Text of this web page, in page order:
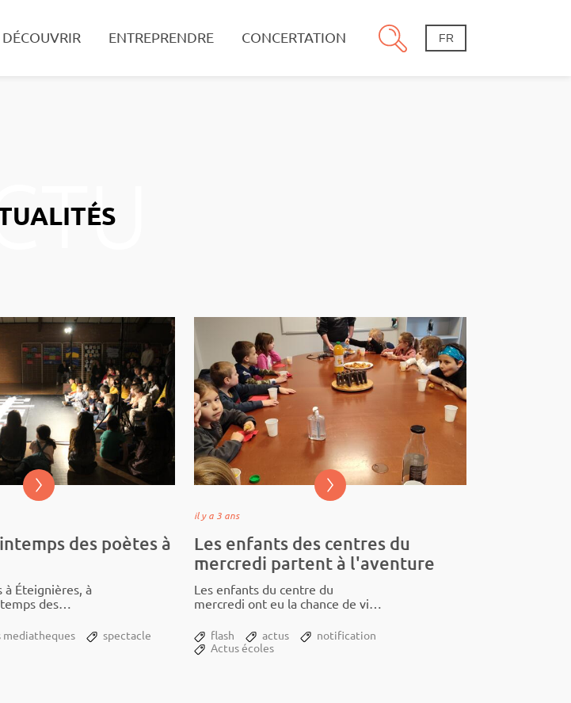
DÉCOUVRIR ENTREPRENDRE CONCERTATION
Recherche FR
des poètes à
à Étei­­gnières, à
des
mediatheques
spectacle
Les enfants des centres du
mercredi partent à l'aventure
il y a 3 ans
Les enfants du centre du
mercredi ont eu la chance de visi­­
Mézières. Retour en images…
flash actus
notification
Actus écoles